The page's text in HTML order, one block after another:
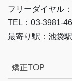
フリーダイヤル
TEL：03-3981-
最寄り駅：池袋
矯正TOP